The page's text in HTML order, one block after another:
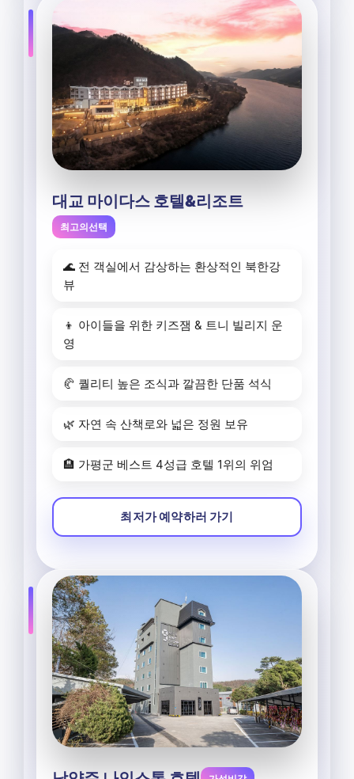
대교 마이다스 호텔&리조트
최고의선택
🌊 전 객실에서 감상하는 환상적인 북한강
뷰
👦 아이들을 위한 키즈잼 & 트니 빌리지 운
영
🥐 퀄리티 높은 조식과 깔끔한 단품 석식
🌿 자연 속 산책로와 넓은 정원 보유
🏨 가평군 베스트 4성급 호텔 1위의 위엄
최저가 예약하러 가기